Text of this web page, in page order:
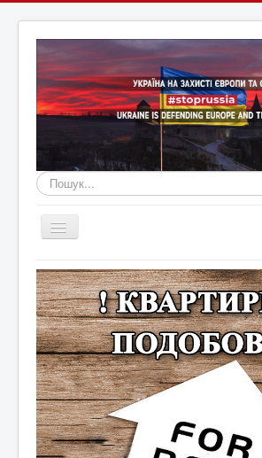
Пошук...
Перемикач
навігації
Головна
Війна Росії з Україною
Оголошення
Новини Кам'янця та регіону
Новини Хмельниччини
Новини України
Новини світу